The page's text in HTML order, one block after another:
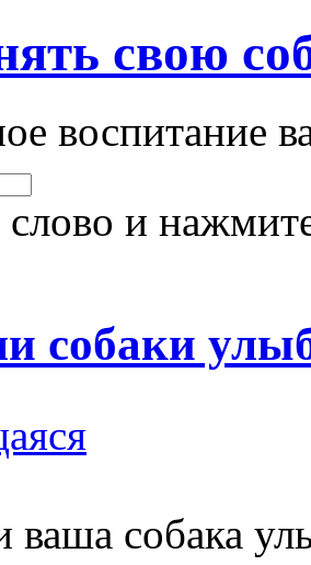
свою
воспитание
слово и
собаки
ваша собака